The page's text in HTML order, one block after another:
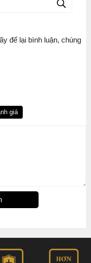
để lại bình luận, chúng
giá